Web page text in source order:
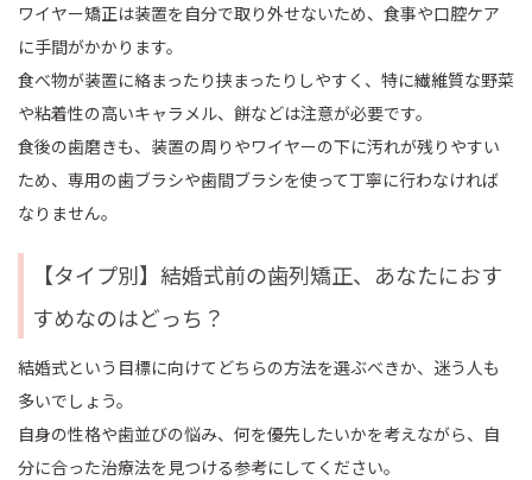
ワイヤー矯正は装置を自分で取り外せないため、食事や口腔ケア
に手間がかかります。
食べ物が装置に絡まったり挟まったりしやすく、特に繊維質な野菜
や粘着性の高いキャラメル、餅などは注意が必要です。
食後の歯磨きも、装置の周りやワイヤーの下に汚れが残りやすい
ため、専用の歯ブラシや歯間ブラシを使って丁寧に行わなければ
なりません。
【タイプ別】結婚式前の歯列矯正、あなたにおす
すめなのはどっち？
結婚式という目標に向けてどちらの方法を選ぶべきか、迷う人も
多いでしょう。
自身の性格や歯並びの悩み、何を優先したいかを考えながら、自
分に合った治療法を見つける参考にしてください。